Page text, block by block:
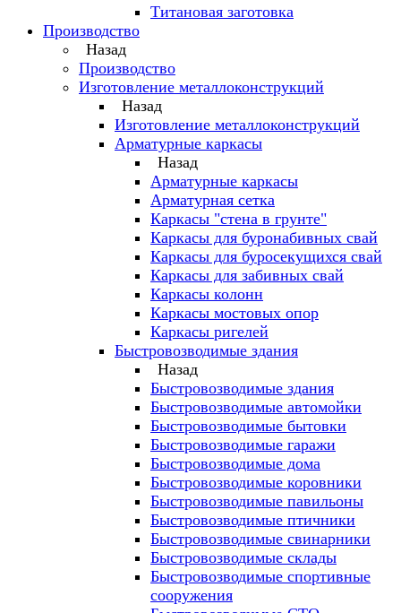
Титановая заготовка
Производство
Назад
Производство
Изготовление металлоконструкций
Назад
Изготовление металлоконструкций
Арматурные каркасы
Назад
Арматурные каркасы
Арматурная сетка
Каркасы "стена в грунте"
Каркасы для буронабивных свай
Каркасы для буросекущихся свай
Каркасы для забивных свай
Каркасы колонн
Каркасы мостовых опор
Каркасы ригелей
Быстровозводимые здания
Назад
Быстровозводимые здания
Быстровозводимые автомойки
Быстровозводимые бытовки
Быстровозводимые гаражи
Быстровозводимые дома
Быстровозводимые коровники
Быстровозводимые павильоны
Быстровозводимые птичники
Быстровозводимые свинарники
Быстровозводимые склады
Быстровозводимые спортивные
сооружения